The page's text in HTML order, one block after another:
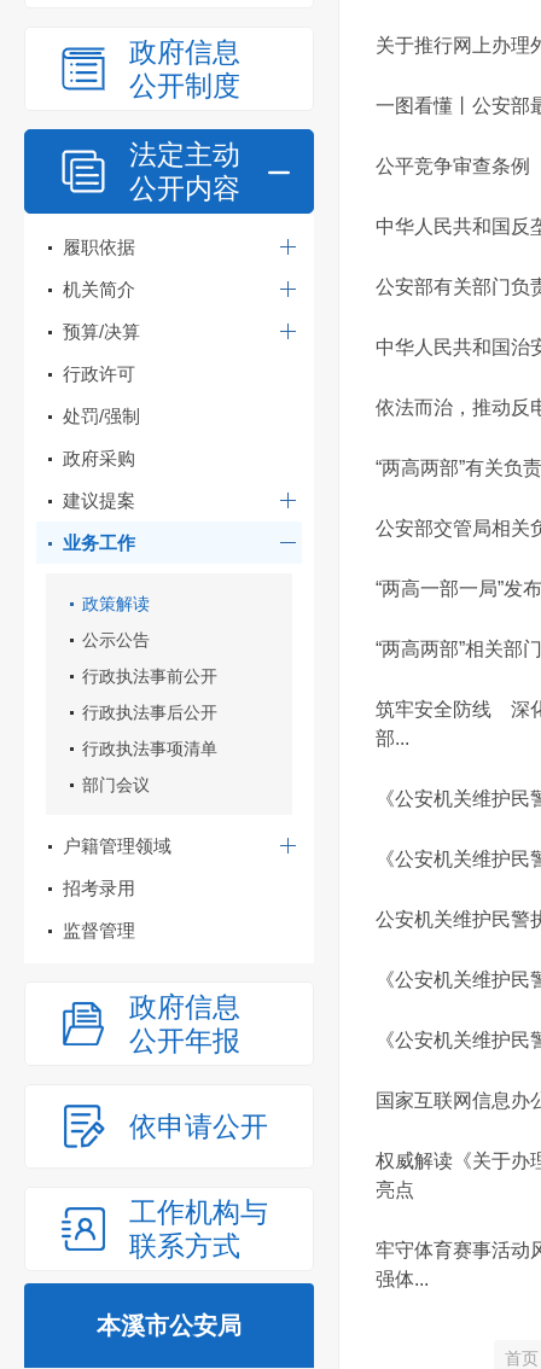
政府信息
公开制度
法定主动
公开内容
履职依据
机关简介
预算/决算
行政许可
处罚/强制
政府采购
建议提案
业务工作
政策解读
公示公告
行政执法事前公开
行政执法事后公开
行政执法事项清单
部门会议
户籍管理领域
招考录用
监督管理
政府信息
公开年报
依申请公开
工作机构与
联系方式
本溪市公安局
关于推行网上办理
一图看懂丨公安部
公平竞争审查条例
中华人民共和国反
公安部有关部门负
中华人民共和国治
依法而治，推动反
“两高两部”有关负
公安部交管局相关
“两高一部一局”发
“两高两部”相关部
筑牢安全防线 深
部...
《公安机关维护
《公安机关维护
公安机关维护民警
《公安机关维护
《公安机关维护
国家互联网信息办
权威解读《关于办
亮点
牢守体育赛事活动
强体...
首页